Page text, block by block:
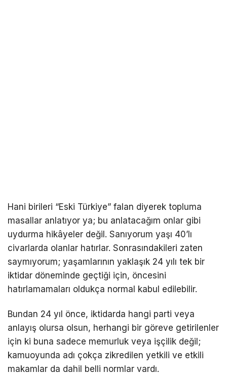
Hani birileri “Eski Türkiye” falan diyerek topluma
masallar anlatıyor ya; bu anlatacağım onlar gibi
uydurma hikâyeler değil. Sanıyorum yaşı 40’lı
civarlarda olanlar hatırlar. Sonrasındakileri zaten
saymıyorum; yaşamlarının yaklaşık 24 yılı tek bir
iktidar döneminde geçtiği için, öncesini
hatırlamamaları oldukça normal kabul edilebilir.
Bundan 24 yıl önce, iktidarda hangi parti veya
anlayış olursa olsun, herhangi bir göreve getirilenler
için ki buna sadece memurluk veya işçilik değil;
kamuoyunda adı çokça zikredilen yetkili ve etkili
makamlar da dahil belli normlar vardı.